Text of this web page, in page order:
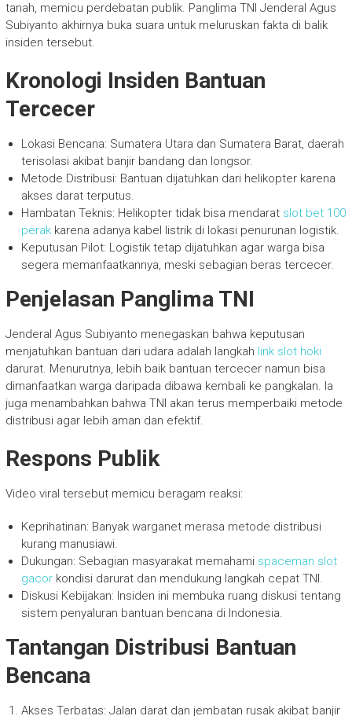
tanah, memicu perdebatan publik. Panglima TNI Jenderal Agus
Subiyanto akhirnya buka suara untuk meluruskan fakta di balik
insiden tersebut.
Kronologi Insiden Bantuan
Tercecer
Lokasi Bencana: Sumatera Utara dan Sumatera Barat, daerah
terisolasi akibat banjir bandang dan longsor.
Metode Distribusi: Bantuan dijatuhkan dari helikopter karena
akses darat terputus.
Hambatan Teknis: Helikopter tidak bisa mendarat slot bet 100
perakkarena adanya kabel listrik di lokasi penurunan logistik.
Keputusan Pilot: Logistik tetap dijatuhkan agar warga bisa
segera memanfaatkannya, meski sebagian beras tercecer.
Penjelasan Panglima TNI
Jenderal Agus Subiyanto menegaskan bahwa keputusan
menjatuhkan bantuan dari udara adalah langkah link slot hoki
darurat. Menurutnya, lebih baik bantuan tercecer namun bisa
dimanfaatkan warga daripada dibawa kembali ke pangkalan. Ia
juga menambahkan bahwa TNI akan terus memperbaiki metode
distribusi agar lebih aman dan efektif.
Respons Publik
Video viral tersebut memicu beragam reaksi:
Keprihatinan: Banyak warganet merasa metode distribusi
kurang manusiawi.
Dukungan: Sebagian masyarakat memahami spaceman slot
gacorkondisi darurat dan mendukung langkah cepat TNI.
Diskusi Kebijakan: Insiden ini membuka ruang diskusi tentang
sistem penyaluran bantuan bencana di Indonesia.
Tantangan Distribusi Bantuan
Bencana
Akses Terbatas: Jalan darat dan jembatan rusak akibat banjir